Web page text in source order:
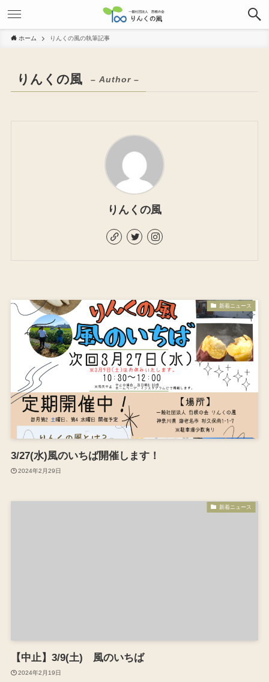
ホーム りんくの風の執筆記事
りんくの風 – Author –
りんくの風
新着ニュース
3/27(水)風のいちば開催します！
2024年2月29日
新着ニュース
【中止】3/9(土) 風のいちば
2024年2月19日